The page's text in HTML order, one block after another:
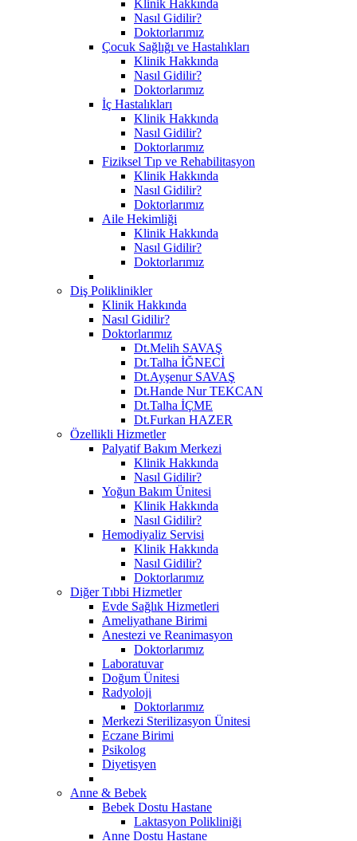
Klinik Hakkında
Nasıl Gidilir?
Doktorlarımız
Çocuk Sağlığı ve Hastalıkları
Klinik Hakkında
Nasıl Gidilir?
Doktorlarımız
İç Hastalıkları
Klinik Hakkında
Nasıl Gidilir?
Doktorlarımız
Fiziksel Tıp ve Rehabilitasyon
Klinik Hakkında
Nasıl Gidilir?
Doktorlarımız
Aile Hekimliği
Klinik Hakkında
Nasıl Gidilir?
Doktorlarımız
Diş Poliklinikler
Klinik Hakkında
Nasıl Gidilir?
Doktorlarımız
Dt.Melih SAVAŞ
Dt.Talha İĞNECİ
Dt.Ayşenur SAVAŞ
Dt.Hande Nur TEKCAN
Dt.Talha İÇME
Dt.Furkan HAZER
Özellikli Hizmetler
Palyatif Bakım Merkezi
Klinik Hakkında
Nasıl Gidilir?
Yoğun Bakım Ünitesi
Klinik Hakkında
Nasıl Gidilir?
Hemodiyaliz Servisi
Klinik Hakkında
Nasıl Gidilir?
Doktorlarımız
Diğer Tıbbi Hizmetler
Evde Sağlık Hizmetleri
Ameliyathane Birimi
Anestezi ve Reanimasyon
Doktorlarımız
Laboratuvar
Doğum Ünitesi
Radyoloji
Doktorlarımız
Merkezi Sterilizasyon Ünitesi
Eczane Birimi
Psikolog
Diyetisyen
Anne & Bebek
Bebek Dostu Hastane
Laktasyon Polikliniği
Anne Dostu Hastane